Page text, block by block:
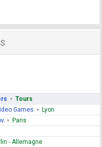
Tours
Games Lyon
Paris
- Allemagne